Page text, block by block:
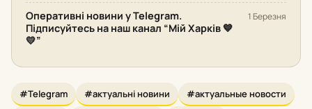
Оперативні новини у Telegram.
Підписуйтесь на наш канал “Мій Харків 💙
💛”
1 Березня
#Telegram #актуальні новини
#актуальные новости